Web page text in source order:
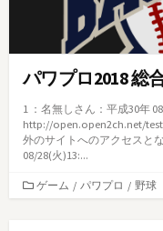
パワプロ2018 総
1 ：名無しさん：平成30年
http://open.open2ch.net/
外のサイトへのアクセスと
08/28(火)13:...
カ
テ
ゲーム / パワプロ / 野球